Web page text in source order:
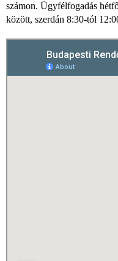
számon. Ügyfélfogadás
között, szerdán 8:30-tól